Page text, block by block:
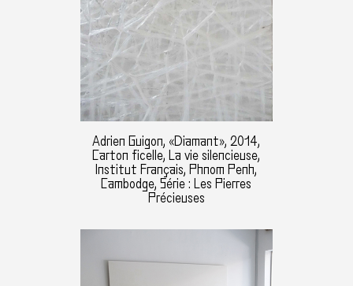
Adrien Guigon, «Diamant», 2014,
Carton ficelle, La vie silencieuse,
Institut Français, Phnom Penh,
Cambodge, Série : Les Pierres
Précieuses